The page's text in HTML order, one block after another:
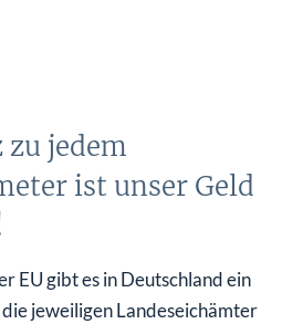
zu jedem
ist unser Geld
EU gibt es in Deutschland ein
jeweiligen Landeseichämter